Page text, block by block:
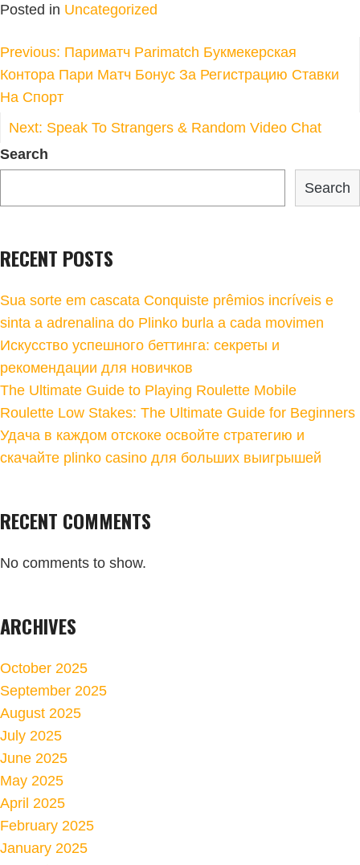
Posted in Uncategorized
POST
NAVIGATION
Previous: Париматч Parimatch Букмекерская
Контора Пари Матч Бонус За Регистрацию Ставки
На Спорт
Next: Speak To Strangers & Random Video Chat
Search
Search
RECENT POSTS
Sua sorte em cascata Conquiste prêmios incríveis e
sinta a adrenalina do Plinko burla a cada movimen
Искусство успешного беттинга: секреты и
рекомендации для новичков
The Ultimate Guide to Playing Roulette Mobile
Roulette Low Stakes: The Ultimate Guide for Beginners
Удача в каждом отскоке освойте стратегию и
скачайте plinko casino для больших выигрышей
RECENT COMMENTS
No comments to show.
ARCHIVES
October 2025
September 2025
August 2025
July 2025
June 2025
May 2025
April 2025
February 2025
January 2025